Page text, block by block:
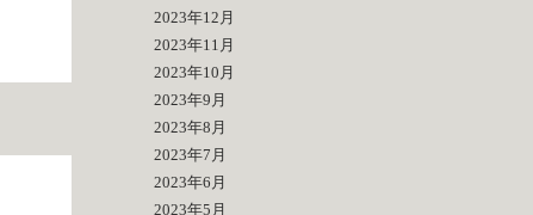
2023年12月
2023年11月
2023年10月
2023年9月
2023年8月
2023年7月
2023年6月
2023年5月